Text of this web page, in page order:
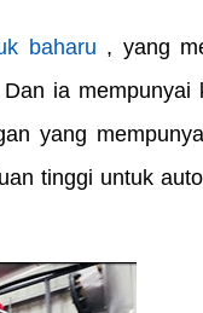
baharu , yang
ia mempunyai
yang
tinggi untuk